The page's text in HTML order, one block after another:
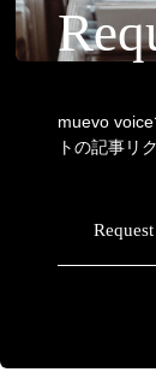
muevo
トの記事リ
Request